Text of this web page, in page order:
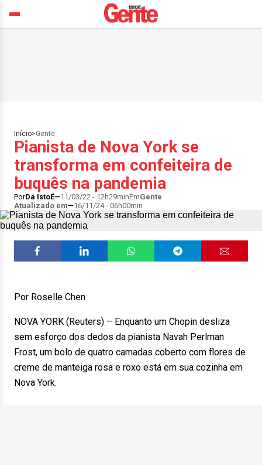
Início>Gente
Pianista de Nova York se
transforma em confeiteira de
buquês na pandemia
PorDa IstoÉ 11/03/22 - 12h29minEmGente
Atualizado em
16/11/24 - 06h00min
Por Roselle Chen
NOVA YORK (Reuters) – Enquanto um Chopin desliza
sem esforço dos dedos da pianista Navah Perlman
Frost, um bolo de quatro camadas coberto com flores de
creme de manteiga rosa e roxo está em sua cozinha em
Nova York.